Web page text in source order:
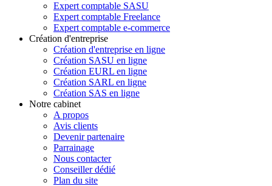
Expert comptable SASU
Expert comptable Freelance
Expert comptable e-commerce
Création d'entreprise
Création d'entreprise en ligne
Création SASU en ligne
Création EURL en ligne
Création SARL en ligne
Création SAS en ligne
Notre cabinet
A propos
Avis clients
Devenir partenaire
Parrainage
Nous contacter
Conseiller dédié
Plan du site